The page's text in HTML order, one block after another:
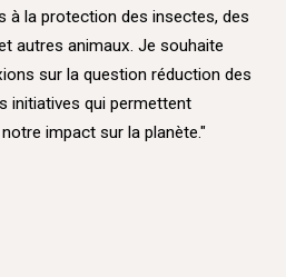
à la protection des insectes, des
autres animaux. Je souhaite
sur la question réduction des
initiatives qui permettent
impact sur la planète."